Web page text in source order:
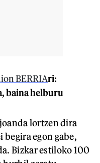
BERRIAri:
baina helburu
lortzen dira
egon gabe,
Bizkar estiloko 100